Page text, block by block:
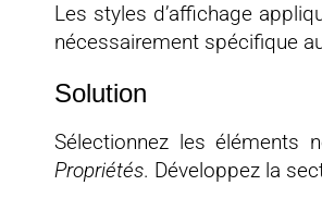
Les styles d’affichage
nécessairement spécifique
Solution
Sélectionnez les éléments
Propriétés. Développez la